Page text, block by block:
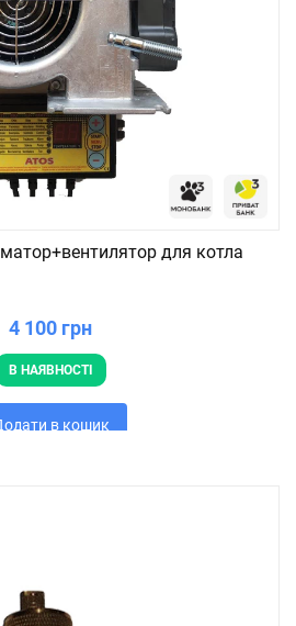
для котла
4 100 грн
В НАЯВНОСТІ
в кошик